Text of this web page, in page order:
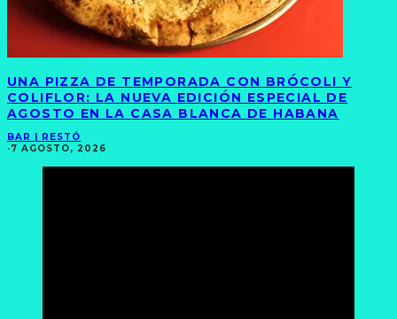
UNA PIZZA DE TEMPORADA CON BRÓCOLI Y
COLIFLOR: LA NUEVA EDICIÓN ESPECIAL DE
AGOSTO EN LA CASA BLANCA DE HABANA
BAR | RESTÓ
·7 AGOSTO, 2026